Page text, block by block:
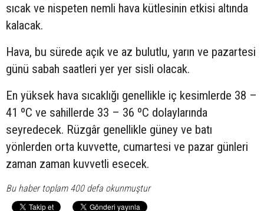
sıcak ve nispeten nemli hava kütlesinin etkisi altında
kalacak.
Hava, bu sürede açık ve az bulutlu, yarın ve pazartesi
günü sabah saatleri yer yer sisli olacak.
En yüksek hava sıcaklığı genellikle iç kesimlerde 38 –
41 ºC ve sahillerde 33 – 36 ºC dolaylarında
seyredecek. Rüzgâr genellikle güney ve batı
yönlerden orta kuvvette, cumartesi ve pazar günleri
zaman zaman kuvvetli esecek.
Bu haber toplam 400 defa okunmuştur